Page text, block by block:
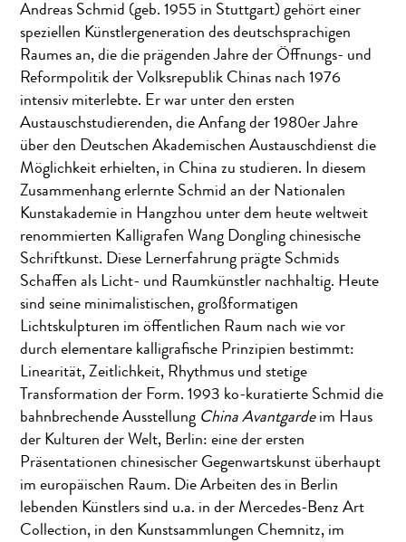
Andreas Schmid (geb. 1955 in Stuttgart) gehört einer
speziellen Künstlergeneration des deutschsprachigen
Raumes an, die die prägenden Jahre der Öffnungs- und
Reformpolitik der Volksrepublik Chinas nach 1976
intensiv miterlebte. Er war unter den ersten
Austauschstudierenden, die Anfang der 1980er Jahre
über den Deutschen Akademischen Austauschdienst die
Möglichkeit erhielten, in China zu studieren. In diesem
Zusammenhang erlernte Schmid an der Nationalen
Kunstakademie in Hangzhou unter dem heute weltweit
renommierten Kalligrafen Wang Dongling chinesische
Schriftkunst. Diese Lernerfahrung prägte Schmids
Schaffen als Licht- und Raumkünstler nachhaltig. Heute
sind seine minimalistischen, großformatigen
Lichtskulpturen im öffentlichen Raum nach wie vor
durch elementare kalligrafische Prinzipien bestimmt:
Linearität, Zeitlichkeit, Rhythmus und stetige
Transformation der Form. 1993 ko-kuratierte Schmid die
bahnbrechende Ausstellung China Avantgarde im Haus
der Kulturen der Welt, Berlin: eine der ersten
Präsentationen chinesischer Gegenwartskunst überhaupt
im europäischen Raum. Die Arbeiten des in Berlin
lebenden Künstlers sind u.a. in der Mercedes-Benz Art
Collection, in den Kunstsammlungen Chemnitz, im